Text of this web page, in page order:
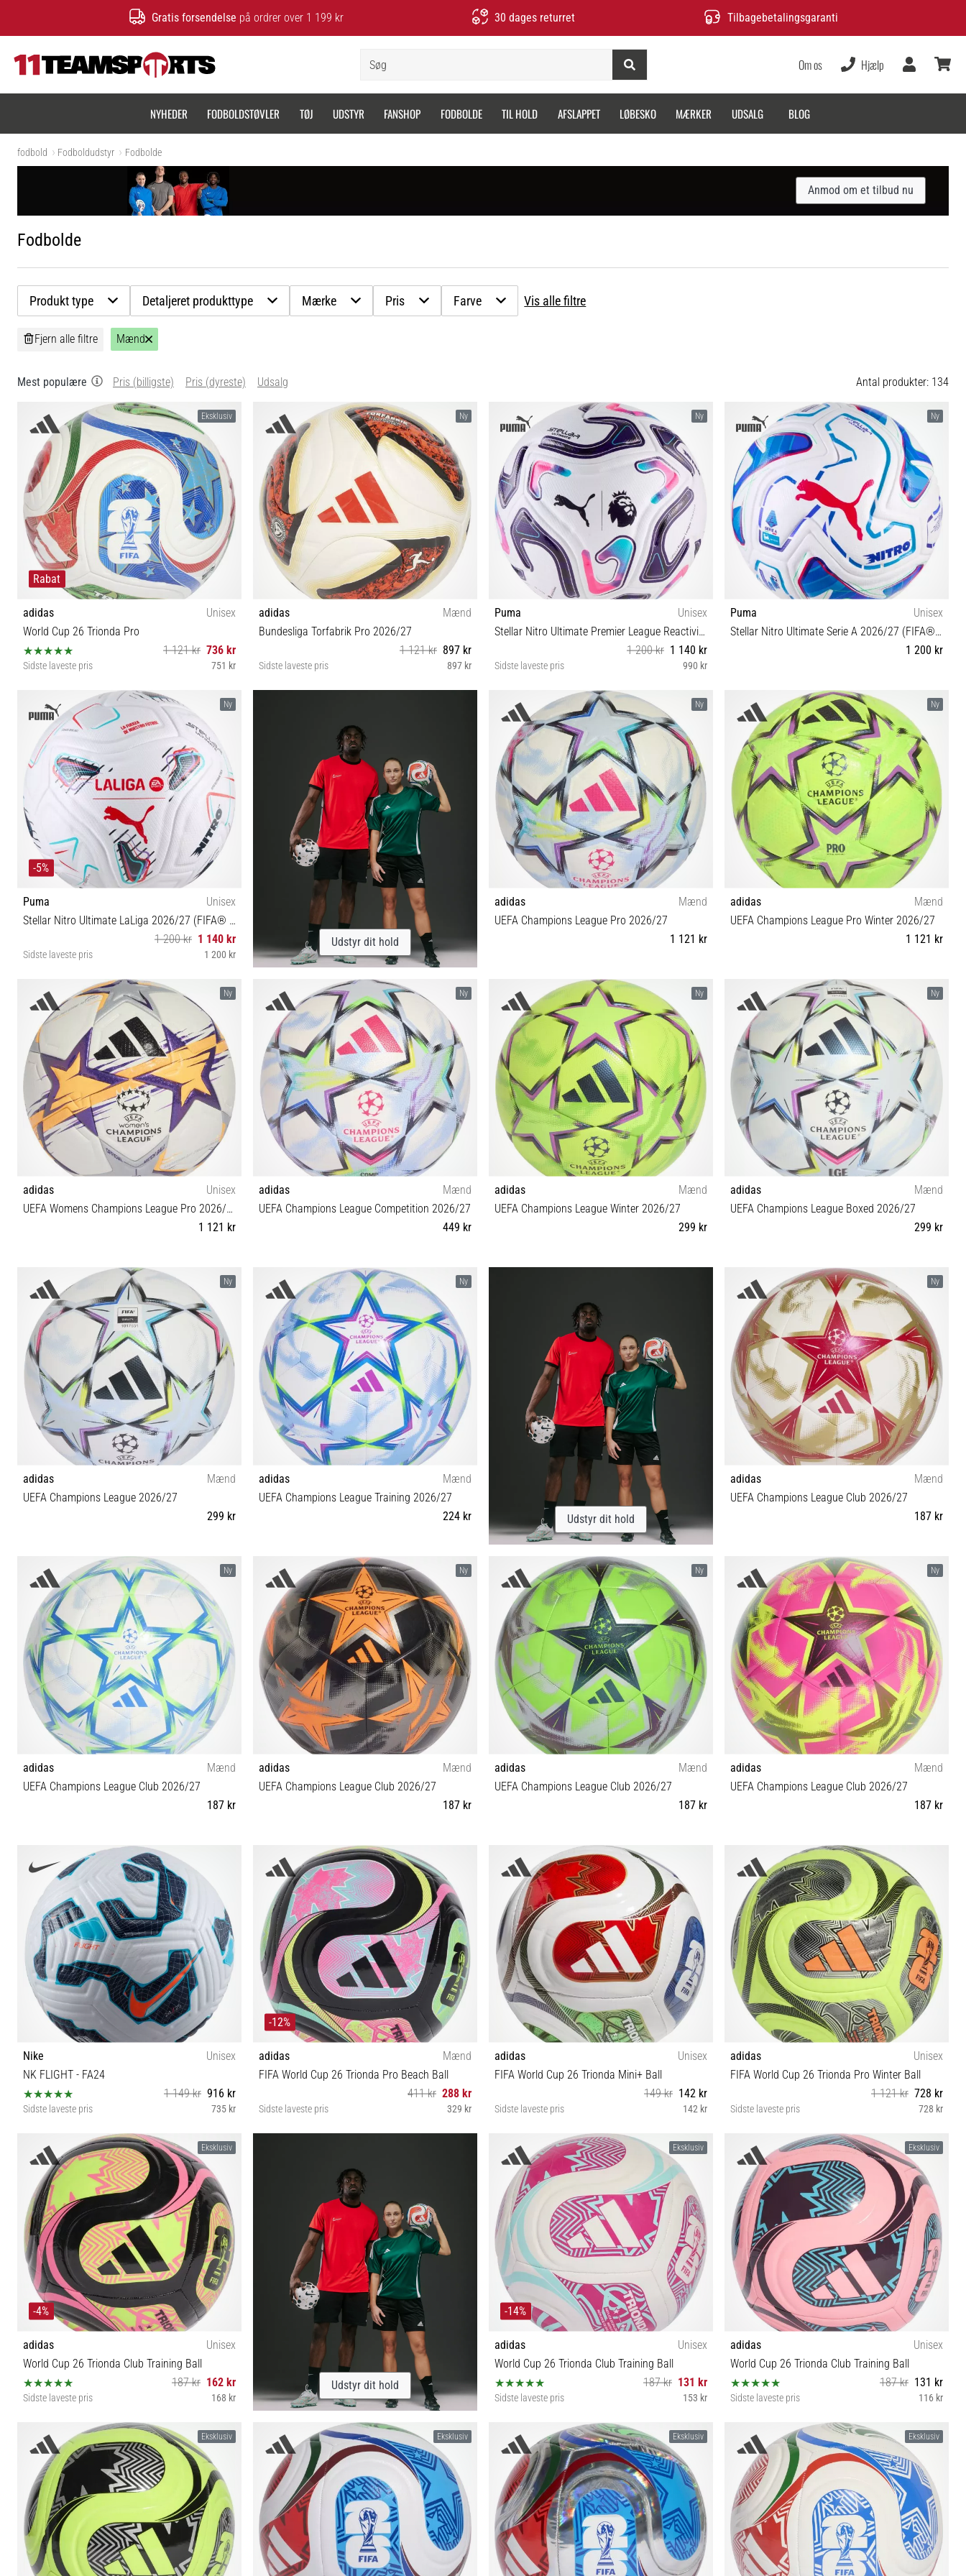
Gratis forsendelse på ordrer over 1 199 kr 30 dages returret Tilbagebetalingsgaranti
Om os Hjælp
Bruger
NYHEDER FODBOLDSTØVLER TØJ UDSTYR FANSHOP FODBOLDE TIL HOLD AFSLAPPET LØBESKO MÆRKER UDSALG BLOG
fodbold Fodboldudstyr Fodbolde
Anmod om et tilbud nu
Fodbolde
Produkt type Detaljeret produkttype Mærke Pris Farve Vis alle filtre
Fjern alle filtre Mænd
Mest populære Pris (billigste) Pris (dyreste) Udsalg Antal produkter: 134
Eksklusiv
Rabat
adidas
Unisex
World Cup 26 Trionda Pro
1 121 kr 736 kr
Sidste laveste pris 751 kr
Ny
adidas
Mænd
Bundesliga Torfabrik Pro 2026/27
1 121 kr 897 kr
Sidste laveste pris 897 kr
Ny
Puma
Unisex
Stellar Nitro Ultimate Premier League Reactivity 2026/27 (FIFA® Quality Pro)
1 200 kr 1 140 kr
Sidste laveste pris 990 kr
5
Ny
Puma
Unisex
Stellar Nitro Ultimate Serie A 2026/27 (FIFA® Quality Pro)
1 200 kr
5
Ny
-5%
Puma
Unisex
Stellar Nitro Ultimate LaLiga 2026/27 (FIFA® Quality Pro)
1 200 kr 1 140 kr
Sidste laveste pris 1 200 kr
5
Udstyr dit hold
Ny
adidas
Mænd
UEFA Champions League Pro 2026/27
1 121 kr
5
Ny
adidas
Mænd
UEFA Champions League Pro Winter 2026/27
1 121 kr
5
Ny
adidas
Unisex
UEFA Womens Champions League Pro 2026/27
1 121 kr
5
Ny
adidas
Mænd
UEFA Champions League Competition 2026/27
449 kr
4 5
Ny
adidas
Mænd
UEFA Champions League Winter 2026/27
299 kr
Ny
adidas
Mænd
UEFA Champions League Boxed 2026/27
299 kr
4 5
Ny
adidas Mænd
UEFA Champions League 2026/27
299 kr
4 5
Ny
adidas Mænd
UEFA Champions League Training 2026/27
224 kr
3 4 5
Udstyr dit hold
Ny
adidas Mænd
UEFA Champions League Club 2026/27
187 kr
3 4 5
Ny
adidas
Mænd
UEFA Champions League Club 2026/27
187 kr
3 4 5
Ny
adidas
Mænd
UEFA Champions League Club 2026/27
187 kr
5
Ny
adidas
Mænd
UEFA Champions League Club 2026/27
187 kr
3 4 5
Ny
adidas
Mænd
UEFA Champions League Club 2026/27
187 kr
5
Nike
Unisex
NK FLIGHT - FA24
1 149 kr 916 kr
Sidste laveste pris 735 kr
5
-12%
adidas
Mænd
FIFA World Cup 26 Trionda Pro Beach Ball
411 kr 288 kr
Sidste laveste pris 329 kr
adidas
Unisex
FIFA World Cup 26 Trionda Mini+ Ball
149 kr 142 kr
Sidste laveste pris 142 kr
1½
adidas
Unisex
FIFA World Cup 26 Trionda Pro Winter Ball
1 121 kr 728 kr
Sidste laveste pris 728 kr
5
Eksklusiv
-4%
adidas
Unisex
World Cup 26 Trionda Club Training Ball
187 kr 162 kr
Sidste laveste pris 168 kr
Udstyr dit hold
Eksklusiv
-14%
adidas
Unisex
World Cup 26 Trionda Club Training Ball
187 kr 131 kr
Sidste laveste pris 153 kr
3 4 5
Eksklusiv
adidas
Unisex
World Cup 26 Trionda Club Training Ball
187 kr 131 kr
Sidste laveste pris 116 kr
3 4 5
Eksklusiv Eksklusiv Eksklusiv Eksklusiv